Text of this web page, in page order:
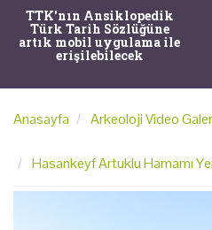
TTK'nın Ansiklopedik
Türk Tarih Sözlüğüne
artık mobil uygulama ile
erişilebilecek
Anasayfa Arkeoloji Video
Hasankeyf Artuklu Hamamı